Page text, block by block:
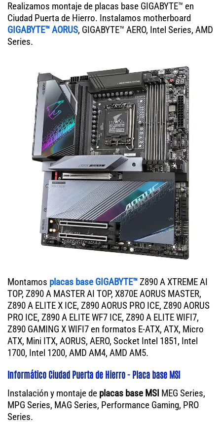
Realizamos montaje de placas base GIGABYTE™ en
Ciudad Puerta de Hierro. Instalamos motherboard
GIGABYTE™ AORUS, GIGABYTE™ AERO, Intel Series, AMD
Series.
Montamos placas base GIGABYTE™Z890 A XTREME AI
TOP, Z890 A MASTER AI TOP, X870E AORUS MASTER,
Z890 A ELITE X ICE, Z890 AORUS PRO ICE, Z890 AORUS
PRO ICE, Z890 A ELITE WF7 ICE, Z890 A ELITE WIFI7,
Z890 GAMING X WIFI7 en formatos E-ATX, ATX, Micro
ATX, Mini ITX, AORUS, AERO, Socket Intel 1851, Intel
1700, Intel 1200, AMD AM4, AMD AM5.
Informático Ciudad Puerta de Hierro - Placa base MSI
Instalación y montaje de placas base MSI MEG Series,
MPG Series, MAG Series, Performance Gaming, PRO
Series.